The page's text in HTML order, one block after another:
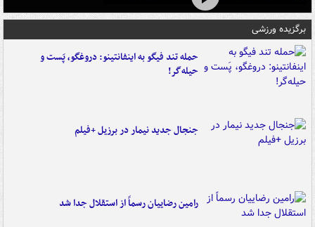
برگزیده ورزشی
حمله تند فیگو به اینفانتینو: دروغگو، پَست‌ و
حیله‌گر!
جنجال جدید نیمار در برزیل +فیلم
رامین رضاییان رسماً از استقلال جدا شد